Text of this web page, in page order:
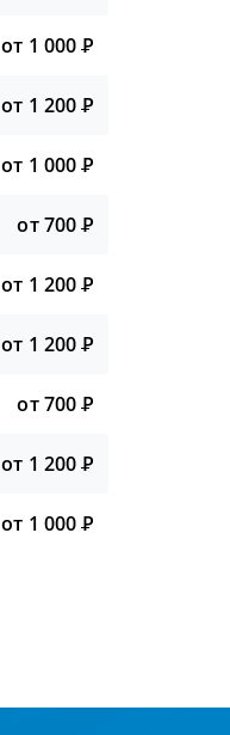
от 1 000Р
от 1 200Р
от 1 000Р
от 700Р
от 1 200Р
от 1 200Р
от 700Р
от 1 200Р
от 1 000Р